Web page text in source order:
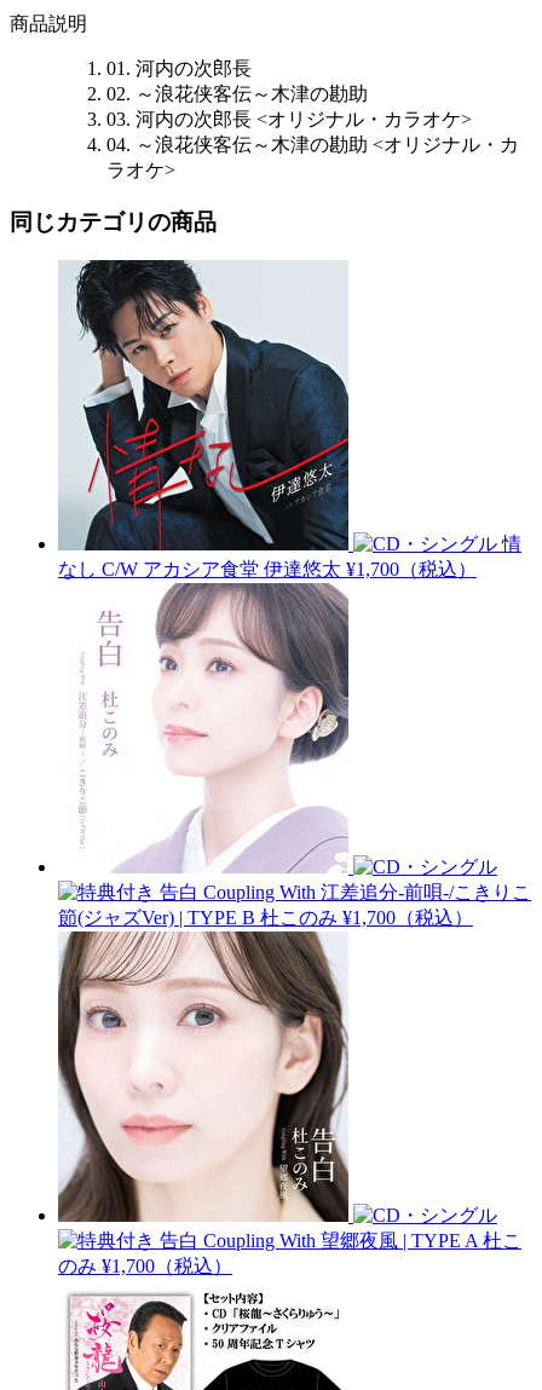
商品説明
01. 河内の次郎長
02. ～浪花侠客伝～木津の勘助
03. 河内の次郎長 <オリジナル・カラオケ>
04. ～浪花侠客伝～木津の勘助 <オリジナル・カ
ラオケ>
同じカテゴリの商品
情
なし C/W アカシア食堂 伊達悠太 ¥1,700（税込）
告白 Coupling With 江差追分-前唄-/こきりこ
節(ジャズVer) | TYPE B 杜このみ ¥1,700（税込）
告白 Coupling With 望郷夜風 | TYPE A 杜こ
のみ ¥1,700（税込）